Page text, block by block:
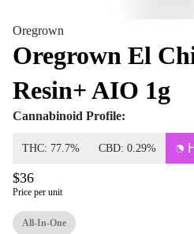
Oregrown
Oregrown El
Resin+ AIO 1g
Cannabinoid Profile:
THC: 77.7% CBD: 0.29%
$36
Price per unit
All-In-One